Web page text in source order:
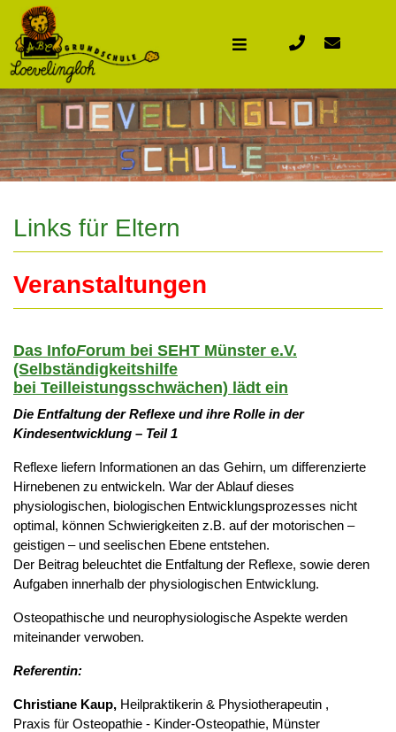
Links für Eltern
Veranstaltungen
Das InfoForum bei SEHT Münster e.V.
(Selbständigkeitshilfe
bei Teilleistungsschwächen) lädt ein
Die Entfaltung der Reflexe und ihre Rolle in der
Kindesentwicklung – Teil 1
Reflexe liefern Informationen an das Gehirn, um differenzierte
Hirnebenen zu entwickeln. War der Ablauf dieses
physiologischen, biologischen Entwicklungsprozesses nicht
optimal, können Schwierigkeiten z.B. auf der motorischen –
geistigen – und seelischen Ebene entstehen.
Der Beitrag beleuchtet die Entfaltung der Reflexe, sowie deren
Aufgaben innerhalb der physiologischen Entwicklung.
Osteopathische und neurophysiologische Aspekte werden
miteinander verwoben.
Referentin:
Christiane Kaup, Heilpraktikerin & Physiotherapeutin ,
Praxis für Osteopathie - Kinder-Osteopathie, Münster